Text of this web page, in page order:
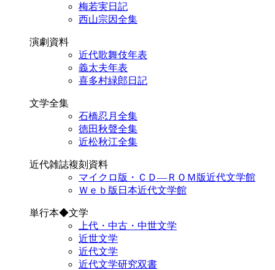
梅若実日記
西山宗因全集
演劇資料
近代歌舞伎年表
義太夫年表
喜多村緑郎日記
文学全集
石橋忍月全集
徳田秋聲全集
近松秋江全集
近代雑誌複刻資料
マイクロ版・ＣＤ―ＲＯＭ版近代文学館
Ｗｅｂ版日本近代文学館
単行本◆文学
上代・中古・中世文学
近世文学
近代文学
近代文学研究双書